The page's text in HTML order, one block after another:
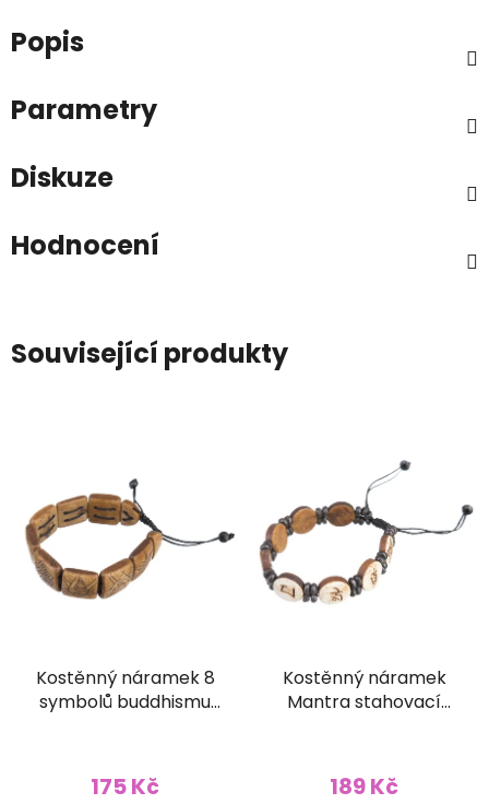
Popis
Parametry
Diskuze
Hodnocení
Související produkty
Kostěnný náramek 8
symbolů buddhismu
175 Kč
Kostěnný náramek
Mantra stahovací
189 Kč